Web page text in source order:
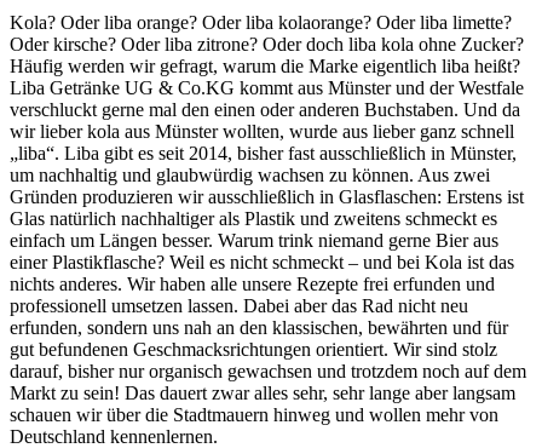
Kola? Oder liba orange? Oder liba kolaorange? Oder liba limette?
Oder kirsche? Oder liba zitrone? Oder doch liba kola ohne Zucker?
Häufig werden wir gefragt, warum die Marke eigentlich liba heißt?
Liba Getränke UG & Co.KG kommt aus Münster und der Westfale
verschluckt gerne mal den einen oder anderen Buchstaben. Und da
wir lieber kola aus Münster wollten, wurde aus lieber ganz schnell
„liba“. Liba gibt es seit 2014, bisher fast ausschließlich in Münster,
um nachhaltig und glaubwürdig wachsen zu können. Aus zwei
Gründen produzieren wir ausschließlich in Glasflaschen: Erstens ist
Glas natürlich nachhaltiger als Plastik und zweitens schmeckt es
einfach um Längen besser. Warum trink niemand gerne Bier aus
einer Plastikflasche? Weil es nicht schmeckt – und bei Kola ist das
nichts anderes. Wir haben alle unsere Rezepte frei erfunden und
professionell umsetzen lassen. Dabei aber das Rad nicht neu
erfunden, sondern uns nah an den klassischen, bewährten und für
gut befundenen Geschmacksrichtungen orientiert. Wir sind stolz
darauf, bisher nur organisch gewachsen und trotzdem noch auf dem
Markt zu sein! Das dauert zwar alles sehr, sehr lange aber langsam
schauen wir über die Stadtmauern hinweg und wollen mehr von
Deutschland kennenlernen.